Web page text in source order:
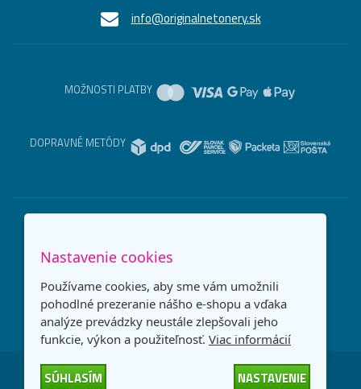
info@originalnetonery.sk
MOŽNOSTI PLATBY
DOPRAVNÉ METÓDY
Slovensko
Nastavenie cookies
Používame cookies, aby sme vám umožnili
pohodlné prezeranie nášho e-shopu a vďaka
analýze prevádzky neustále zlepšovali jeho
funkcie, výkon a použiteľnosť. Viac informácií
SÚHLASÍM NASTAVENIE